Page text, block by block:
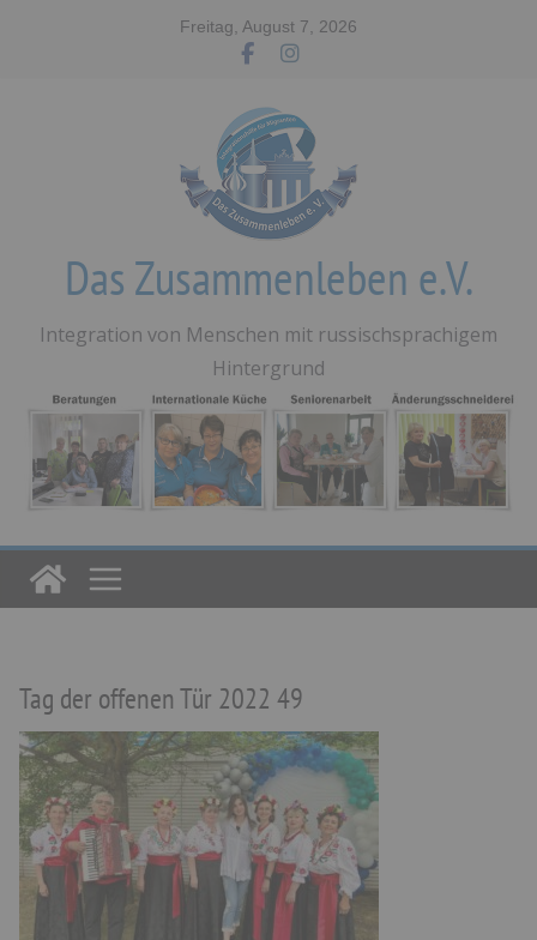
Freitag, August 7, 2026
Das Zusammenleben e.V.
Integration von Menschen mit russischsprachigem
Hintergrund
Tag der offenen Tür 2022 49